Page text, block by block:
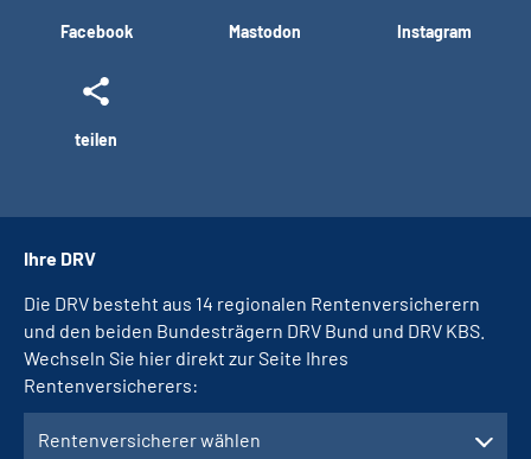
Facebook Mastodon Instagram
teilen
Ihre DRV
Die DRV besteht aus 14 regionalen Rentenversicherern
und den beiden Bundesträgern DRV Bund und DRV KBS.
Wechseln Sie hier direkt zur Seite Ihres
Rentenversicherers:
Rentenversicherer wählen